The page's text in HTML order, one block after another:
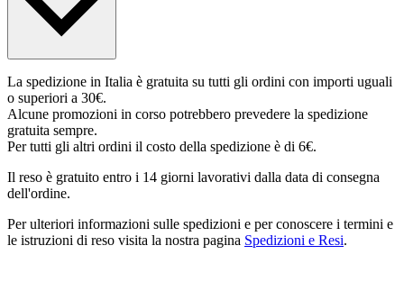
La spedizione in Italia è gratuita su tutti gli ordini con importi uguali
o superiori a 30€.
Alcune promozioni in corso potrebbero prevedere la spedizione
gratuita sempre.
Per tutti gli altri ordini il costo della spedizione è di 6€.
Il reso è gratuito entro i 14 giorni lavorativi dalla data di consegna
dell'ordine.
Per ulteriori informazioni sulle spedizioni e per conoscere i termini e
le istruzioni di reso visita la nostra pagina Spedizioni e Resi.